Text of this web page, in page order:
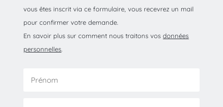
vous êtes inscrit via ce formulaire, vous recevrez un mail
pour confirmer votre demande.
En savoir plus sur comment nous traitons vosdonnées
personnelles.